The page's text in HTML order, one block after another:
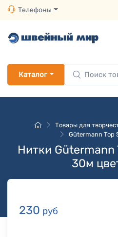
Телефоны
Каталог
Товары для
Gütermann
Нитки
30м
230 руб